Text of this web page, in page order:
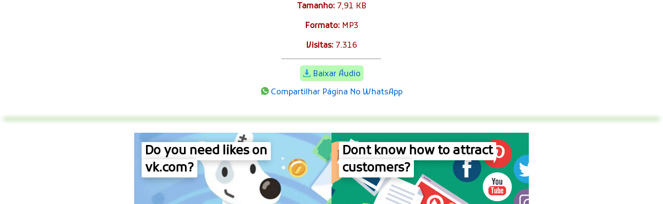
Tamanho:7,91 KB
Formato:MP3
Visitas:7.316
Baixar Áudio
Compartilhar Página No WhatsApp
Do you need likes on
vk.com?
Dont know how to attract
customers?